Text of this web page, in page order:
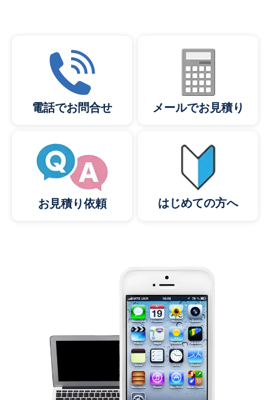
電話でお問合せ メールでお見積り
お見積り依頼 はじめての方へ